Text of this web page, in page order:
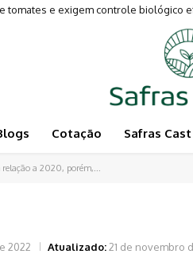
tomates e exigem controle biológico
Cotação Safras Cast
relação a 2020, porém,...
2022 Atualizado:21 de novembro